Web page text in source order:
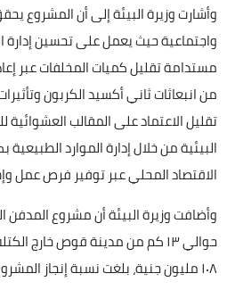
وأشارت وزيرة البيئة إلى أن المشروع
واجتماعية حيث يعمل على تحسين إدارة
مستدامة تقليل كميات المخلفات عبر
من انبعاثات ثاني أكسيد الكربون
تقليل الاعتماد على المقالب العشوائية
البيئية من خلال إدارة الموارد
الاقتصاد المحلي عبر توفير فرص عمل
وأضافت وزيرة البيئة أن مشروع
حوالي ١٣ كم من مدينة قوص خارج